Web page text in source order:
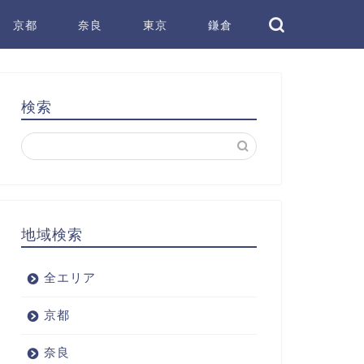
京都 奈良 東京 鎌倉
検索
地域検索
全エリア
京都
奈良